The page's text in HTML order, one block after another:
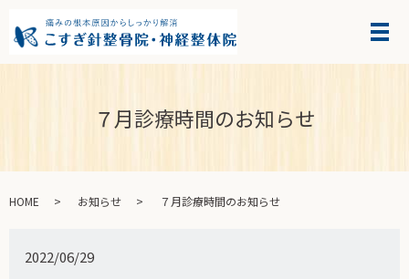
７月診療時間のお知らせ
HOME お知らせ ７月診療時間のお知らせ
2022/06/29